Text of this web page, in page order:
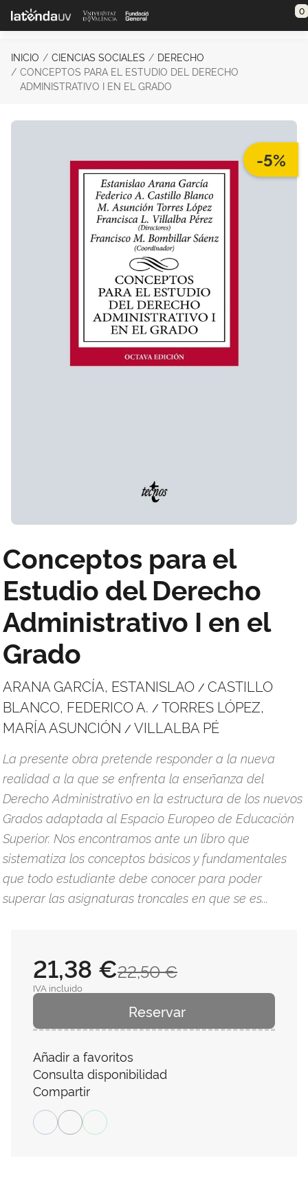
Saltar al contenido principal 0
INICIO CIENCIAS SOCIALES
DERECHO
CONCEPTOS PARA EL ESTUDIO DEL DERECHO
ADMINISTRATIVO I EN EL GRADO
-5%
Conceptos para el
Estudio del Derecho
Administrativo I en el
Grado
ARANA GARCÍA, ESTANISLAO / CASTILLO
BLANCO, FEDERICO A. / TORRES LÓPEZ,
MARÍA ASUNCIÓN / VILLALBA PÉ
La presente obra pretende responder a la nueva
realidad a la que se enfrenta la enseñanza del
Derecho Administrativo en la estructura de los nuevos
Grados adaptada al Espacio Europeo de Educación
Superior. Nos encontramos ante un libro que
sistematiza los conceptos básicos y fundamentales
que todo estudiante debe conocer para poder
superar las asignaturas troncales en que se es...
22,50 €
21,38 €
IVA incluido
Reservar
Añadir a favoritos
Consulta disponibilidad
Compartir